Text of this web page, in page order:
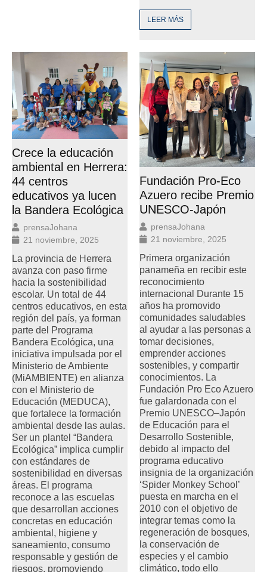
LEER MÁS
Crece la educación
ambiental en Herrera:
44 centros
educativos ya lucen
la Bandera Ecológica
prensaJohana
21 noviembre, 2025
La provincia de Herrera
avanza con paso firme
hacia la sostenibilidad
escolar. Un total de 44
centros educativos, en esta
región del país, ya forman
parte del Programa
Bandera Ecológica, una
iniciativa impulsada por el
Ministerio de Ambiente
(MiAMBIENTE) en alianza
con el Ministerio de
Educación (MEDUCA),
que fortalece la formación
ambiental desde las aulas.
Ser un plantel “Bandera
Ecológica” implica cumplir
con estándares de
sostenibilidad en diversas
áreas. El programa
reconoce a las escuelas
que desarrollan acciones
concretas en educación
ambiental, higiene y
saneamiento, consumo
responsable y gestión de
riesgos, promoviendo
Fundación Pro-Eco
Azuero recibe Premio
UNESCO-Japón
prensaJohana
21 noviembre, 2025
Primera organización
panameña en recibir este
reconocimiento
internacional Durante 15
años ha promovido
comunidades saludables
al ayudar a las personas a
tomar decisiones,
emprender acciones
sostenibles, y compartir
conocimientos. La
Fundación Pro Eco Azuero
fue galardonada con el
Premio UNESCO–Japón
de Educación para el
Desarrollo Sostenible,
debido al impacto del
programa educativo
insignia de la organización
‘Spider Monkey School’
puesta en marcha en el
2010 con el objetivo de
integrar temas como la
regeneración de bosques,
la conservación de
especies y el cambio
climático, todo ello